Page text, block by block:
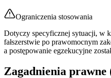
Ograniczenia stosowania
Dotyczy specyficznej sytuacji, w
fałszerstwie po prawomocnym
a postępowanie egzekucyjne
Zagadnienia prawne